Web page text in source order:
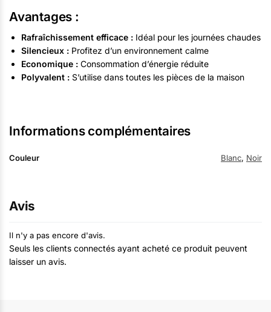
Avantages :
Rafraîchissement efficace : Idéal pour les journées chaudes
Silencieux : Profitez d’un environnement calme
Economique : Consommation d’énergie réduite
Polyvalent : S’utilise dans toutes les pièces de la maison
Informations complémentaires
Couleur Blanc, Noir
Avis
Il n'y a pas encore d'avis.
Seuls les clients connectés ayant acheté ce produit peuvent
laisser un avis.